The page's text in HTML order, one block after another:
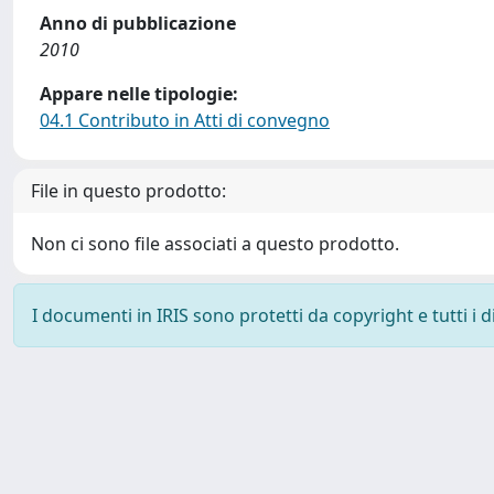
Anno di pubblicazione
2010
Appare nelle tipologie:
04.1 Contributo in Atti di convegno
File in questo prodotto:
Non ci sono file associati a questo prodotto.
I documenti in IRIS sono protetti da copyright e tutti i